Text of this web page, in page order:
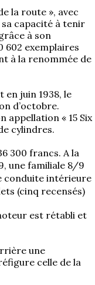
la route », avec
capacité à tenir
à son
602 exemplaires
à la renommée de
en juin 1938, le
d’octobre.
appellation « 15 Six
cylindres.
300 francs. A la
une familiale 8/9
conduite intérieure
(cinq recensés)
est rétabli et
une
celle de la